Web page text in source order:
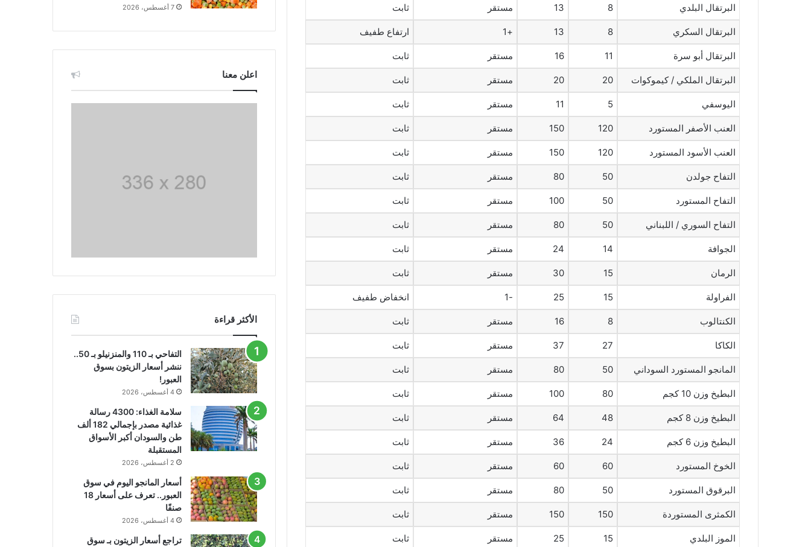
البرتقال البلدي 8
13 مستقر ثابت
البرتقال السكري 8
13
+1 ارتفاع طفيف
البرتقال أبو سرة 11
16 مستقر ثابت
البرتقال الملكي / كيموكوات 20
20 مستقر ثابت
اليوسفي 5
11 مستقر ثابت
العنب الأصفر المستورد 120
150 مستقر ثابت
العنب الأسود المستورد 120
150 مستقر ثابت
التفاح جولدن 50
80 مستقر ثابت
التفاح المستورد 50
100 مستقر ثابت
التفاح السوري / اللبناني 50
80 مستقر ثابت
الجوافة 14
24 مستقر ثابت
الرمان 15
30 مستقر ثابت
الفراولة 15
25
-1 انخفاض طفيف
الكنتالوب 8
16 مستقر ثابت
الكاكا 27
37 مستقر ثابت
المانجو المستورد السوداني 50
80 مستقر ثابت
البطيخ وزن 10 كجم 80
100 مستقر ثابت
البطيخ وزن 8 كجم 48
64 مستقر ثابت
البطيخ وزن 6 كجم 24
36 مستقر ثابت
الخوخ المستورد 60
60 مستقر ثابت
البرقوق المستورد 50
80 مستقر ثابت
الكمثرى المستوردة 150
150 مستقر ثابت
الموز البلدي 15
25 مستقر ثابت
7 أغسطس، 2026
اعلن معنا
الأكثر قراءة
التفاحي بـ 110 والمنزنيلو بـ 50..
ننشر أسعار الزيتون بسوق
العبور!
4 أغسطس، 2026
سلامة الغذاء: 4300 رسالة
غذائية مصدر بإجمالي 182 ألف
طن والسودان أكبر الأسواق
المستقبلة
2 أغسطس، 2026
أسعار المانجو اليوم في سوق
العبور.. تعرف على أسعار 18
صنفًا
4 أغسطس، 2026
تراجع أسعار الزيتون بـ سوق